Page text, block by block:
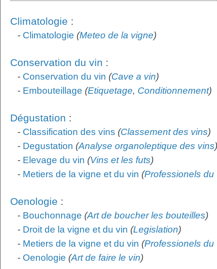
Climatologie :
- Climatologie (Meteo de la vigne)
Conservation du vin :
- Conservation du vin (Cave a vin)
- Embouteillage (Etiquetage, Conditionnement)
Dégustation :
- Classification des vins (Classement des vins)
- Degustation (Analyse organoleptique des vins)
- Elevage du vin (Vins et les futs)
- Metiers de la vigne et du vin (Professionels du
Oenologie :
- Bouchonnage (Art de boucher les bouteilles)
- Droit de la vigne et du vin (Legislation)
- Metiers de la vigne et du vin (Professionels du
- Oenologie (Art de faire le vin)